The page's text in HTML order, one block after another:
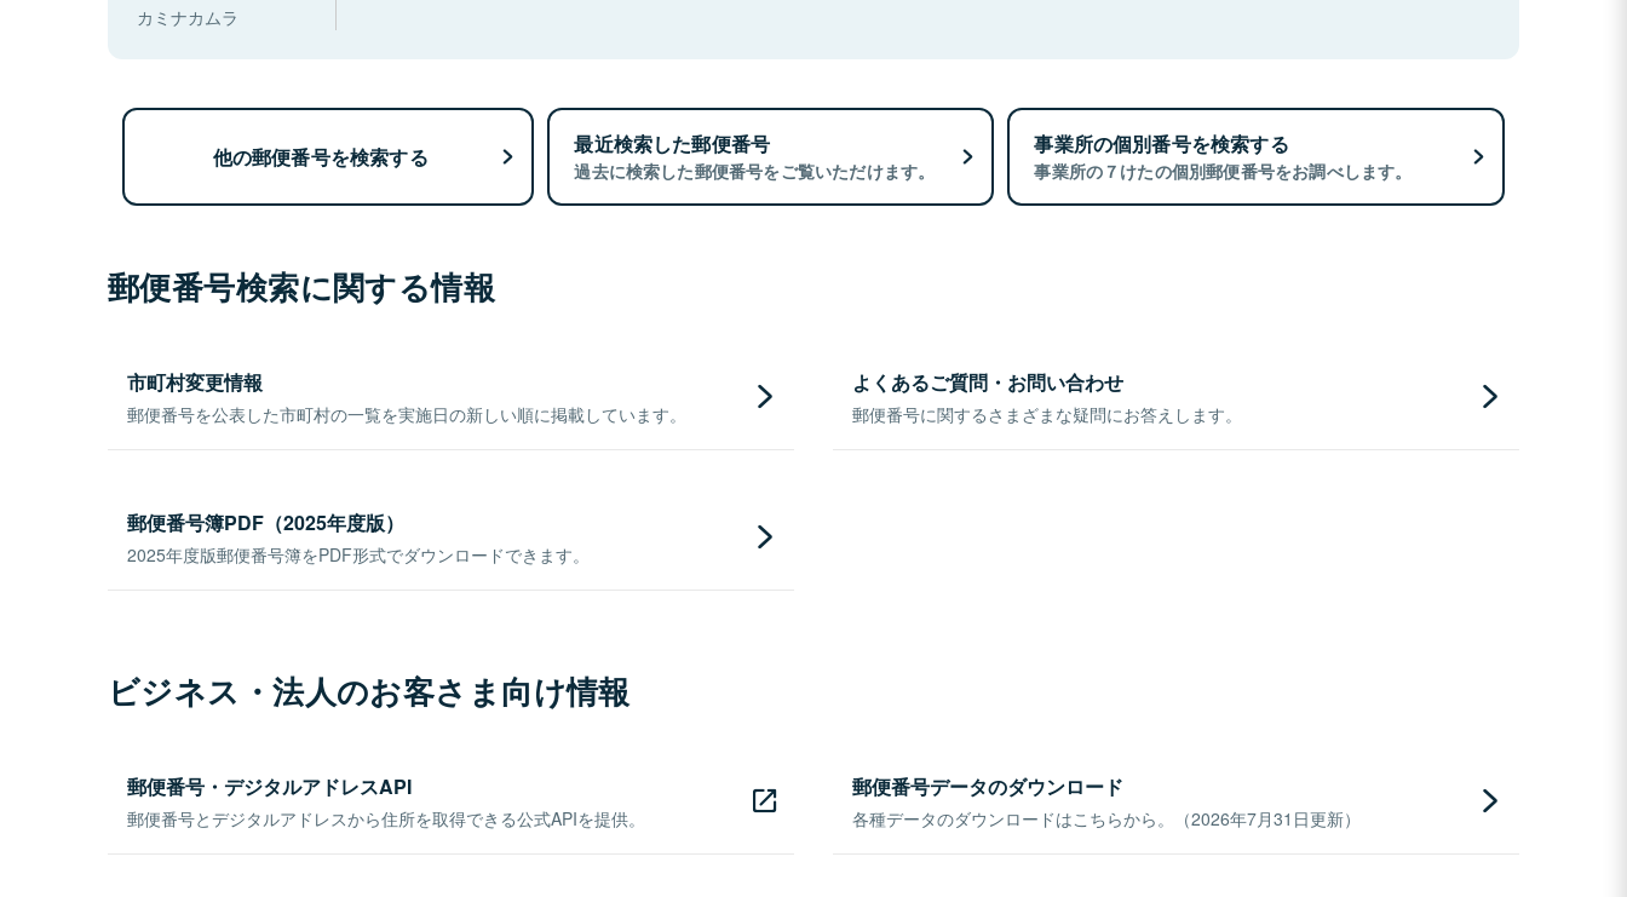
カミナカムラ
他の郵便番号を検索する 最近検索した郵便番号
過去に検索した郵便番号をご覧いただけます。
事業所の個別番号を検索する
事業所の７けたの個別郵便番号をお調べします。
郵便番号検索に関する情報
市町村変更情報
郵便番号を公表した市町村の一覧を実施日の新しい順に掲載しています。
よくあるご質問・お問い合わせ
郵便番号に関するさまざまな疑問にお答えします。
郵便番号簿PDF（2025年度版）
2025年度版郵便番号簿をPDF形式でダウンロードできます。
ビジネス・法人のお客さま向け情報
郵便番号・デジタルアドレスAPI
郵便番号とデジタルアドレスから住所を取得できる公式APIを提供。
郵便番号データのダウンロード
各種データのダウンロードはこちらから。（2026年7月31日更新）